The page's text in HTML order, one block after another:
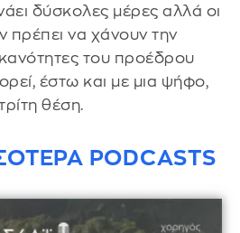
δύσκολες μέρες αλλά οι
πρέπει να χάνουν την
του προέδρου
έστω και με μια ψήφο,
θέση.
PODCASTS